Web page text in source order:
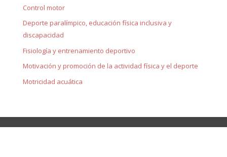
Control motor
Deporte paralímpico, educación física inclusiva y
discapacidad
Fisiología y entrenamiento deportivo
Motivación y promoción de la actividad física y el deporte
Motricidad acuática